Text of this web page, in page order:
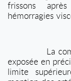
frissons
hémorragies
La
exposée en
limite